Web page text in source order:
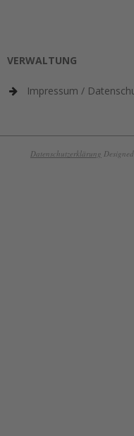
VERWALTUNG
Impressum /
Datenschutzerklärung